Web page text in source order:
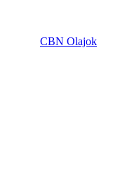
CBN Olajok